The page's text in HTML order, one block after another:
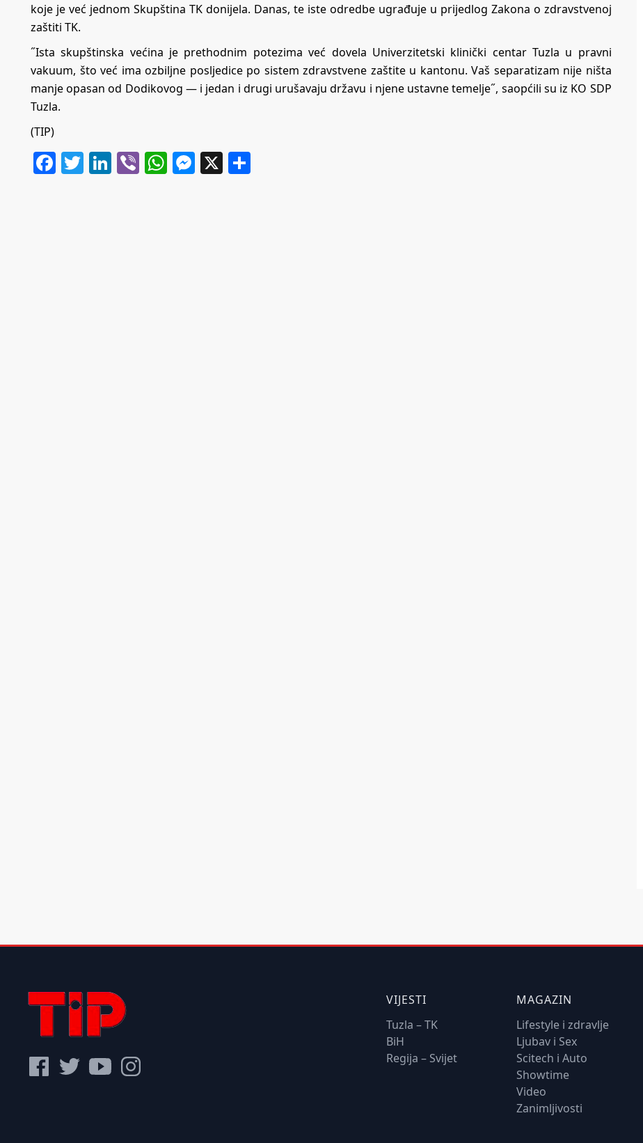
koje je već jednom Skupština TK donijela. Danas, te iste odredbe ugrađuje u prijedlog Zakona o zdravstvenoj
zaštiti TK.
˝Ista skupštinska većina je prethodnim potezima već dovela Univerzitetski klinički centar Tuzla u pravni
vakuum, što već ima ozbiljne posljedice po sistem zdravstvene zaštite u kantonu. Vaš separatizam nije ništa
manje opasan od Dodikovog — i jedan i drugi urušavaju državu i njene ustavne temelje˝, saopćili su iz KO SDP
Tuzla.
(TIP)
Facebook
Twitter
LinkedIn
ViberWhatsApp
Messenger
X
VIJESTI
Tuzla – TK
BiH
Regija – Svijet
MAGAZIN
Lifestyle i zdravlje
Ljubav i Sex
Scitech i Auto
Showtime
Video
Zanimljivosti